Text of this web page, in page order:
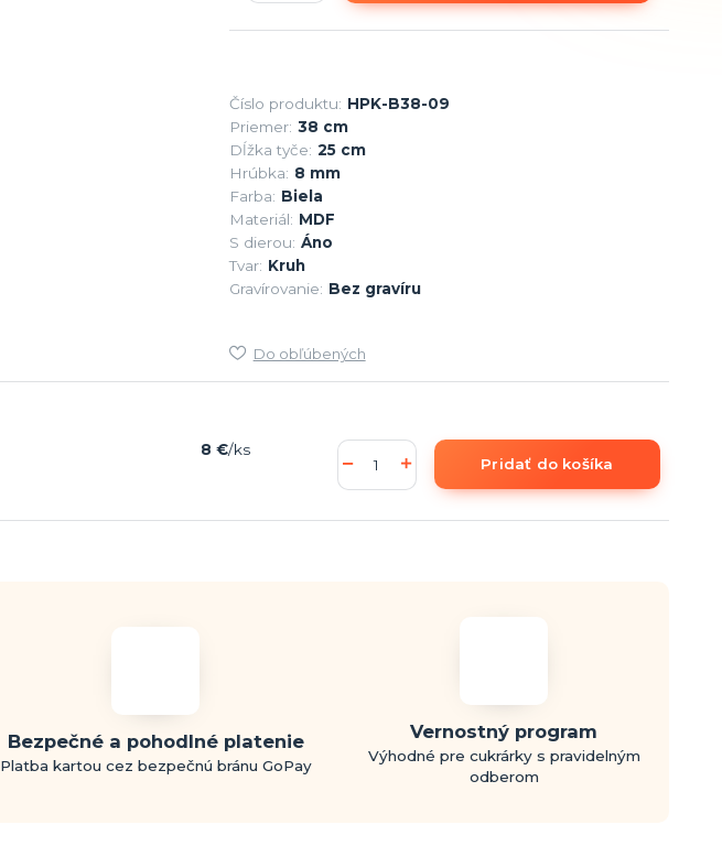
Číslo produktu: HPK-B38-09
Priemer: 38 cm
Dĺžka tyče: 25 cm
Hrúbka: 8 mm
Farba: Biela
Materiál: MDF
S dierou: Áno
Tvar: Kruh
Gravírovanie: Bez gravíru
Do obľúbených
8 €/ks
Pridať do košíka
Bezpečné a pohodlné platenie
Platba kartou cez bezpečnú bránu GoPay
Vernostný program
Výhodné pre cukrárky s pravidelným
odberom